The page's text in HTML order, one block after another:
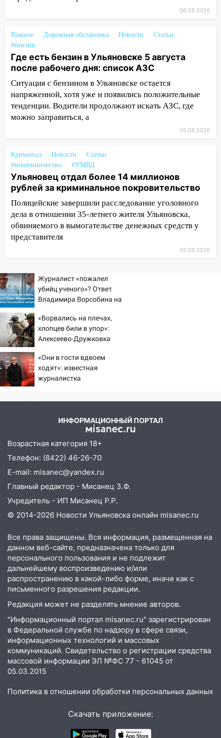
тридцатиградусная жара: какая будет
погода в четверг
06:00 Четыре года борьбы: ульяновские
юристы помогли женщине засудить УК
за плесень на стенах
05:00 Кому 6 августа звезды сулят
прибыль, а кому — испытания на
прочность
22:58
Соцсети: на проспекте Тюленева
ДТП с мотоциклистом
20:22 Мошенники обманули 92-летнюю
жительницу Ульяновской области
19:14 Житель Ульяновской области
подвез троих незнакомцев на трассе и
заработал уголовное дело
Прогноз погоды на 6 августа в
18:00
Мотофристайл, рок и силовой
экстрим: в Ульяновске пройдет
большой фестиваль «Наше время»
17:30
Где есть бензин в Ульяновске 5
августа после рабочего дня: список АЗС
17:05
Ульяновске задержали 19-летнюю
сообщницу мошенников
16:12
больницей
18-летняя девушка без прав
перевернулась на мопеде и попала в
больницу
15:59 Ульяновец отдал более 14
миллионов рублей за криминальное
покровительство
15:32 На «кольце» кроссовер сбил 18-
15:00 В Ульяновске после тройного ДТП
госпитализировали 25-летнего байкера
14:32 На Ульяновскую область
надвигается жара
14:08
Пешеход переходил по «зебре»:
подробности серьезной аварии на
Фруктовой
13:30 В Димитровграде на улице
Трудовой горело здание
13:00 Водитель без прав врезался в
велосипеде и попал под колеса
Вспыхнул изнутри: в
06.08.2026
Важное Дорожная обстановка Новости
Статьи
#бензин
Где есть бензин в Ульяновске 5 августа
после рабочего дня: список АЗС
Ситуация с бензином в Ульяновске остается
напряженной, хотя уже и появились положительные
тенденции. Водители продолжают искать АЗС, где
можно заправиться, а
05.08.2026
Криминал Новости
Статьи
#мошенничество
#УМВД
Ульяновец отдал более 14 миллионов
рублей за криминальное покровительство
Полицейские завершили расследование уголовного
дела в отношении 35-летнего жителя Ульяновска,
обвиняемого в вымогательстве денежных средств у
представителя
05.08.2026
Журналист «пожалел
убийц ученого»? Ответ
Владимира Ворсобина на
«Ворвались на плечах,
хлопцев били в упор»:
Алексеево-Дружковка
«птах Мадьяра»
«Они в гости вдвоем
ходят»: известная
журналистка
ИНФОРМАЦИОННЫЙ ПОРТАЛ
Возрастная категория 18+
Телефон: (8422) 46-26-70
E-mail: misanec@yandex.ru
Главный редактор - Мисанец З.Ф.
Учредитель - ИП Мисанец Р.Р.
© 2014-2026 Новости Ульяновска онлайн misanec.ru
Все права защищены. Вся информация, размещенная на
данном веб-сайте, предназначена только для
персонального пользования и не подлежит
дальнейшему воспроизведению и/или
распространению в какой-либо форме, иначе как с
письменного разрешения редакции.
Редакция может не разделять мнение авторов.
"Информационный портал misanec.ru" зарегистрирован
в Федеральной службе по надзору в сфере связи,
информационных технологий и массовых
коммуникаций. Свидетельство о регистрации средства
массовой информации ЭЛ №ФС 77 - 61045 от
05.03.2015
Политика в отношении обработки персональных данных
Скачать приложение: